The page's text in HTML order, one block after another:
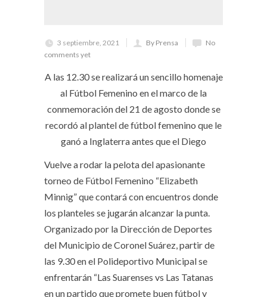
3 septiembre, 2021 By Prensa
No
comments yet
A las 12.30 se realizará un sencillo homenaje
al Fútbol Femenino en el marco de la
conmemoración del 21 de agosto donde se
recordó al plantel de fútbol femenino que le
ganó a Inglaterra antes que el Diego
Vuelve a rodar la pelota del apasionante
torneo de Fútbol Femenino “Elizabeth
Minnig” que contará con encuentros donde
los planteles se jugarán alcanzar la punta.
Organizado por la Dirección de Deportes
del Municipio de Coronel Suárez, partir de
las 9.30 en el Polideportivo Municipal se
enfrentarán “Las Suarenses vs Las Tatanas
en un partido que promete buen fútbol y